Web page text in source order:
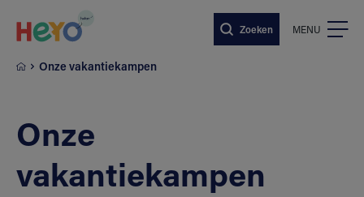
Zoeken MENU
Onze vakantiekampen
Onze
vakantiekampen